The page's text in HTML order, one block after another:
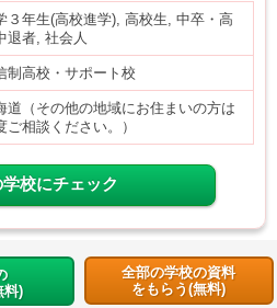
３年生(高校進学), 高校生, 中卒・高
退者, 社会人
制高校・サポート校
道（その他の地域にお住まいの方は
ご相談ください。）
学校にチェック
料)
全部の学校の資料
をもらう(無料)